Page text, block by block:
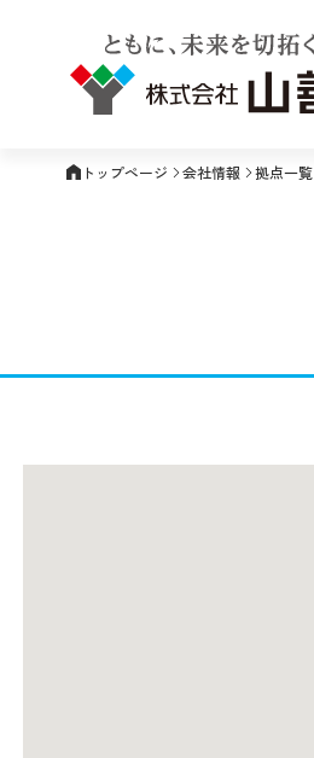
トップページ 会社情報 拠点一覧